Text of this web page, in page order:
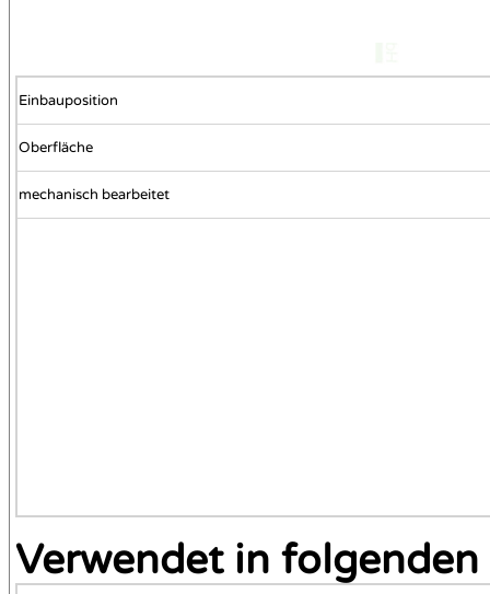
Einbauposition
Oberfläche
mechanisch bearbeitet
Verwendet in folgenden